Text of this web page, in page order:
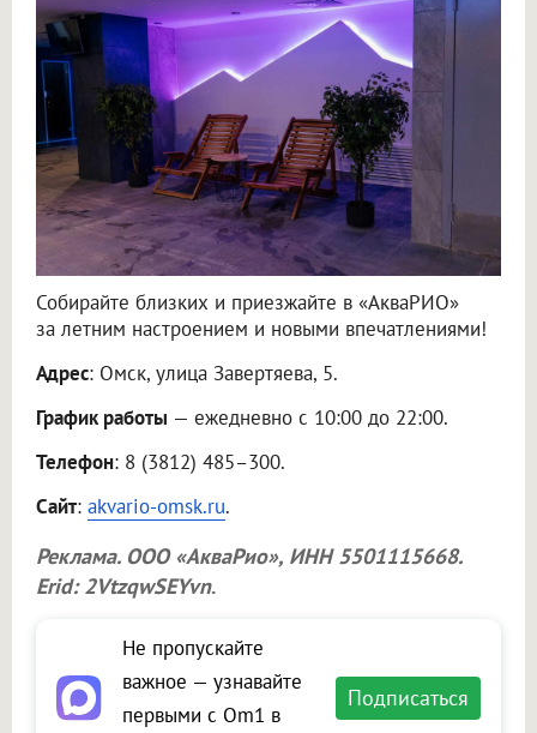
Собирайте близких и приезжайте в «АкваРИО»
за летним настроением и новыми впечатлениями!
Адрес: Омск, улица Завертяева, 5.
График работы — ежедневно с 10:00 до 22:00.
Телефон: 8 (3812) 485–300.
Сайт: akvario-omsk.ru.
Реклама. ООО «АкваРио», ИНН 5501115668.
Erid: 2VtzqwSEYvn.
Не пропускайте
важное — узнавайте
первыми с Om1 в
Подписаться